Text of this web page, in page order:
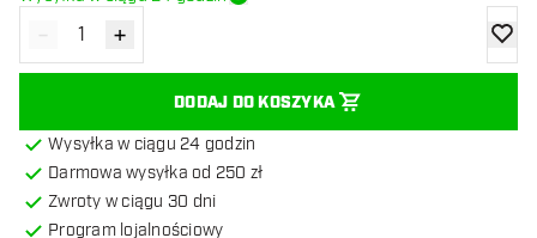
Zmniejsz ilość
- Zwiększ ilość
+
DODAJ DO KOSZYKA
Wysyłka w ciągu 24 godzin
Darmowa wysyłka od 250 zł
Zwroty w ciągu 30 dni
Program lojalnościowy